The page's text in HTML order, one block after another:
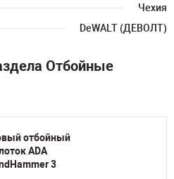
Чехия
DeWALT (ДЕВОЛТ)
Отбойные
отбойный
ADA
3